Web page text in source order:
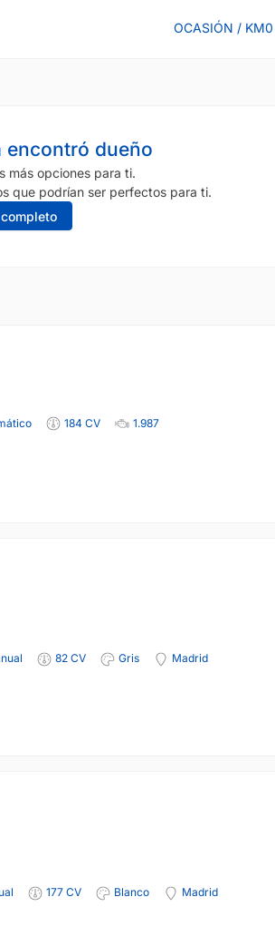
OCASIÓN / KM0
encontró dueño
más opciones para ti.
que podrían ser perfectos para ti.
184 CV
1.987
82 CV Gris
Madrid
177 CV Blanco
Madrid